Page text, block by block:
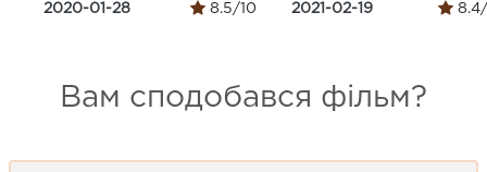
2020-01-28 8.5/10 2021-02-19 8.4/
Вам сподобався фільм?